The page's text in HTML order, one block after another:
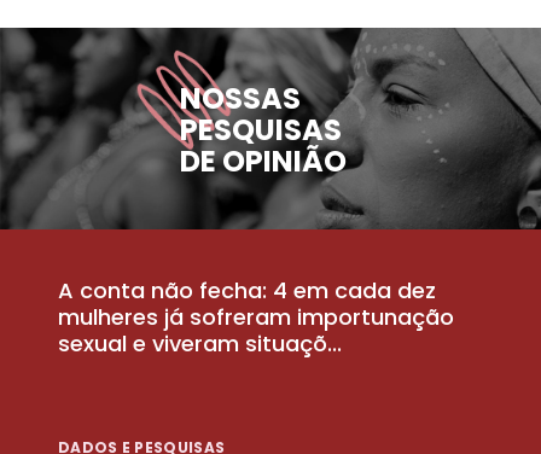
NOSSAS
PESQUISAS
DE OPINIÃO
A conta não fecha: 4 em cada dez
mulheres já sofreram importunação
sexual e viveram situaçõ...
DADOS E PESQUISAS